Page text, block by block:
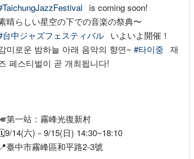
is coming soon!
晴らしい星空の下での音楽の祭典〜
台中ジャズフェスティバル いよいよ開催！
미로운 밤하늘 아래 음악의 향연~#타이중 재
페스티벌이 곧 개최됩니다!
第一站：霧峰光復新村
14(六)－9/15(日) 14:30~18:10
📍臺中市霧峰區和平路2-3號